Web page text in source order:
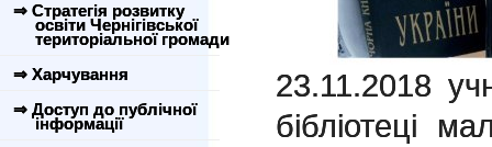
⇒ Стратегія розвитку
освіти Чернігівської
територіальної громади
⇒ Харчування
⇒ Доступ до публічної
інформації
23.11.2018
бібліотеці